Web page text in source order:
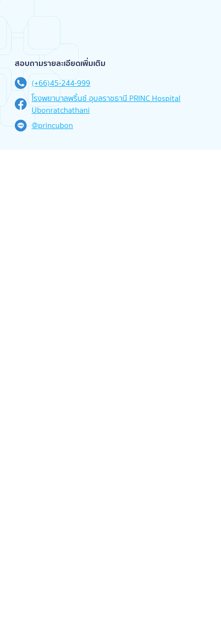
สอบถามรายละเอียดเพิ่มเติม
(+66)45-244-999
โรงพยาบาลพริ้นซ์ อุบลราชธานี PRINC Hospital
Ubonratchathani
@princubon